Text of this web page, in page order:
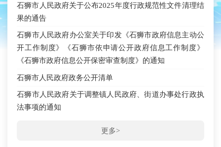
石狮市人民政府关于公布2025年度行政规范性文件清理结
果的通告
石狮市人民政府办公室关于印发《石狮市政府信息主动公
开工作制度》《石狮市依申请公开政府信息工作制度》
《石狮市政府信息公开保密审查制度》的通知
石狮市人民政府政务公开清单
石狮市人民政府关于调整镇人民政府、街道办事处行政执
法事项的通知
更多>